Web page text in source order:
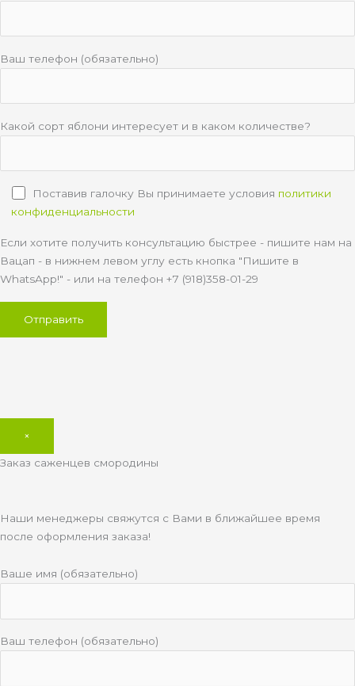
Ваш телефон (обязательно)
Какой сорт яблони интересует и в каком количестве?
Поставив галочку Вы принимаете условия политики
конфиденциальности
Если хотите получить консультацию быстрее - пишите нам на
Вацап - в нижнем левом углу есть кнопка "Пишите в
WhatsApp!" - или на телефон +7 (918)358-01-29
×
Заказ саженцев смородины
Наши менеджеры свяжутся с Вами в ближайшее время
после оформления заказа!
Ваше имя (обязательно)
Ваш телефон (обязательно)